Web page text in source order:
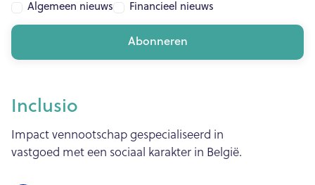
Inclusio
Impact vennootschap gespecialiseerd in
vastgoed met een sociaal karakter in België.
Algemeen nieuws Financieel nieuws